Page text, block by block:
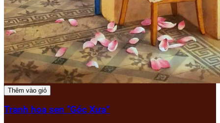
Thêm vào giỏ
Tranh hoa sen “Góc Xưa”